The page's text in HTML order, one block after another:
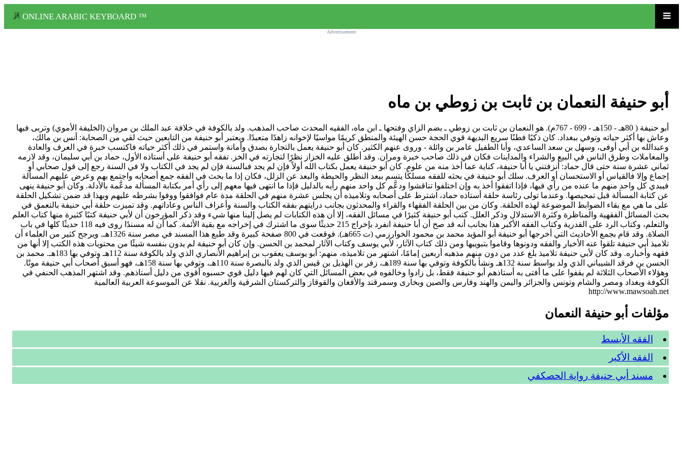
ONLINE ARABIC KEYBOARD ™
Advertisement
أبو حنيفة النعمان بن ثابت بن زوطي بن ماه
أبو حنيفة ( 80هـ - 150هـ - 699 - 767م). هو النعمان بن ثابت بن زوطي ـ بضم الزاي وفتحها ـ ابن ماه، الفقيه المحدث صاحب المذهب. ولد بالكوفة في خلافة عبد الملك بن مروان (الخليفة الأموي) وتربى فيها
وعاش بها أكثر حياته وتوفي ببغداد. كان ذكيًا فطنًا سريع البديهة قوي الحجة حسن الهيئة والمنطق كريمًا مواسيًا لإخوانه زاهدًا متعبدًا. ويعتبر أبو حنيفة من التابعين حيث لقي من الصحابة: أنس بن مالك،
وعبدالله بن أبي أوفى، وسهل بن سعد الساعدي، وأبا الطفيل عامر بن وائلة - وروى عنهم الكثير. كان أبو حنيفة يعمل بالتجارة بصدق وأمانة واستمر في ذلك أكثر حياته فاكتسب خبرة في العرف والعادة
والمعاملات وطرق الناس في البيع والشراء والمداينات فكان في ذلك صاحب خبرة ومران. وقد أطلق عليه الخزاز نظرًا لتجارته في الخز. تفقه أبو حنيفة على أستاذه الأول، حماد بن أبي سليمان، وقد لازمه
ثماني عشرة سنة حتى قال حماد: أنزفتني يا أبا حنيفة، كناية عما أخذ منه من علوم. كان أبو حنيفة يعمل بكتاب الله أولاً فإن لم يجد فبالسنة فإن لم يجد في الكتاب ولا في السنة رجع إلى قول صحابي أو
إجماع وإلا فالقياس أو الاستحسان أو العرف. سلك أبو حنيفة في بحثه للفقه مسلكًا يتسم ببعد النظر والحيطة والبعد عن الزلل، فكان إذا ما بحث في الفقه جمع أصحابه واجتمع بهم وعرض عليهم المسألة
فيبدي كل واحد منهم ما عنده من رأي فيها، فإذا اتفقوا أخذ به وإن اختلفوا تناقشوا ودعَّم كل واحد منهم رأيه بالدليل فإذا ما انتهى فيها معهم إلى رأي أمر بكتابة المسألة مدعَّمة بالأدلة. وكان أبو حنيفة ينهى
عن كتابة المسألة قبل تمحيصها. وعندما تولى رئاسة حلقة أستاذه حماد، اشترط على أصحابه وتلاميذه أن يجلس عشرة منهم في الحلقة مدة عام فوافقوا ووفوا بشرطه عليهم وبهذا قد ضمن تشكيل الحلقة
على ما هي مع بقاء الضوابط الموضوعة لهذه الحلقة. وكان من بين الحلقة الفقهاء والقراء والمحدثون بجانب درايتهم بفقه الكتاب والسنة وأعراف الناس وعاداتهم. وقد تميزت حلقة أبي حنيفة بالتعمق في
بحث المسائل الفقهية والمناظرة وكثرة الاستدلال وذكر العلل. كتب أبو حنيفة كثيرًا في مسائل الفقه، إلا أن هذه الكتابات لم يصل إلينا منها شيء وقد ذكر المؤرخون أن لأبي حنيفة كتبًا كثيرة منها كتاب العلم
والتعلم، وكتاب الرد على القدرية وكتاب الفقه الأكبر هذا بجانب أنه قد صح أن أبا حنيفة انفرد بإخراج 215 حديثًا سوى ما اشترك في إخراجه مع بقية الأئمة. كما أن له مسندًا روى فيه 118 حديثًا كلها في باب
الصلاة. وقد قام بجمع الأحاديث التي أخرجها أبو حنيفة أبو المؤيد محمد بن محمود الخوارزمي (ت 665هـ). فوقعت في 800 صفحة كبيرة وقد طبع هذا المسند في مصر سنة 1326هـ. ويرجح كثير من العلماء أن
تلاميذ أبي حنيفة تلقوا عنه الأخبار والفقه ودونوها وقاموا بتبويبها ومن ذلك كتاب الآثار، لأبي يوسف وكتاب الآثار لمحمد بن الحسن. وإن كان أبو حنيفة لم يدون بنفسه شيئًا من محتويات هذه الكتب إلا أنها من
فقهه وأخباره. وقد كان لأبي حنيفة تلاميذ بلغ عدد من دون منهم مذهبه أربعين إمامًا، اشتهر من تلاميذه، منهم: أبو يوسف يعقوب بن إبراهيم الأنصاري الذي ولد بالكوفة سنة 112هـ وتوفي بها 183هـ. محمد بن
الحسن بن فرقد الشيباني الذي ولد بواسط سنة 132هـ ونشأ بالكوفة وتوفي بها سنة 189هـ، زفر بن الهذيل بن قيس الذي ولد بالبصرة سنة 110هـ، وتوفي بها سنة 158هـ، فهو أسبق أصحاب أبي حنيفة موتًا.
وهؤلاء الأصحاب الثلاثة لم يقفوا على ما أفتى به أستاذهم أبو حنيفة فقط، بل زادوا وخالفوه في بعض المسائل التي كان لهم فيها دليل قوي حسبوه أقوى من دليل أستاذهم. وقد اشتهر المذهب الحنفي في
الكوفة وبغداد ومصر والشام وتونس والجزائر واليمن والهند وفارس والصين وبخارى وسمرقند والأفغان والقوقاز والتركستان الشرقية والغربية. نقلا عن الموسوعة العربية العالمية
http://www.mawsoah.net
مؤلفات أبو حنيفة النعمان
الفقه الأبسط
الفقه الأكبر
مسند أبي حنيفة رواية الحصكفي